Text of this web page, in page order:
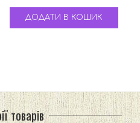
ДОДАТИ В КОШИК
товарів